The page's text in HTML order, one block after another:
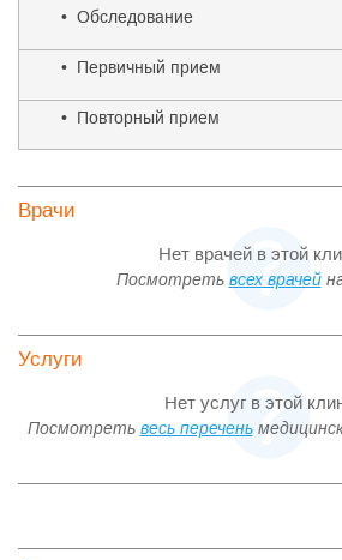
• Обследование
• Первичный прием
• Повторный прием
Врачи
Нет врачей в этой
Посмотреть всех врачей
Услуги
Нет услуг в этой
Посмотреть весь перечень